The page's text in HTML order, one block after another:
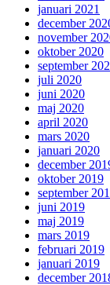
januari 2021
december
november
oktober 2020
september
juli 2020
juni 2020
maj 2020
april 2020
mars 2020
januari 2020
december
oktober 2019
september
juni 2019
maj 2019
mars 2019
februari 2019
januari 2019
december